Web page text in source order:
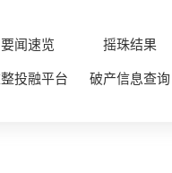
要闻速览 摇珠结果
投融平台 破产信息查询